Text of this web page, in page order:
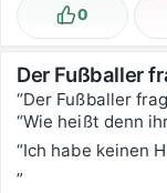
Lustig
0
Der Fußballer
“Der Fußballer
“Wie heißt denn
“Ich habe keinen
”